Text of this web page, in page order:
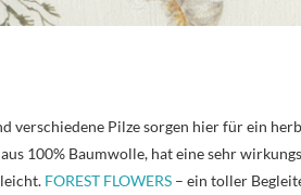
verschiedene Pilze sorgen hier für ein
100% Baumwolle, hat eine sehr
FOREST FLOWERS – ein toller